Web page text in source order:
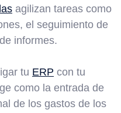
agilizan tareas como
el seguimiento de
informes.
tu ERP con tu
como la entrada de
de los gastos de los